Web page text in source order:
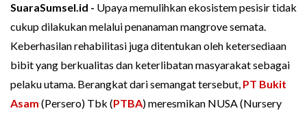
SuaraSumsel.id - Upaya memulihkan ekosistem pesisir tidak
cukup dilakukan melalui penanaman mangrove semata.
Keberhasilan rehabilitasi juga ditentukan oleh ketersediaan
bibit yang berkualitas dan keterlibatan masyarakat sebagai
pelaku utama. Berangkat dari semangat tersebut, PT Bukit
Asam (Persero) Tbk (PTBA) meresmikan NUSA (Nursery